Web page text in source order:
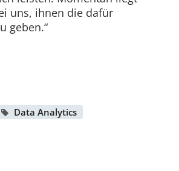
uns, ihnen die dafür
geben.“
Data Analytics